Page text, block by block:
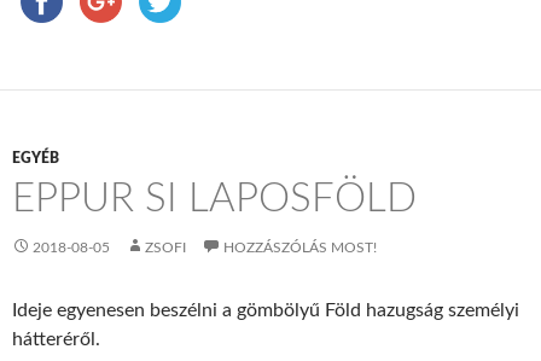
EGYÉB
EPPUR SI LAPOSFÖLD
2018-08-05 ZSOFI HOZZÁSZÓLÁS MOST!
Ideje egyenesen beszélni a gömbölyű Föld hazugság személyi
hátteréről.